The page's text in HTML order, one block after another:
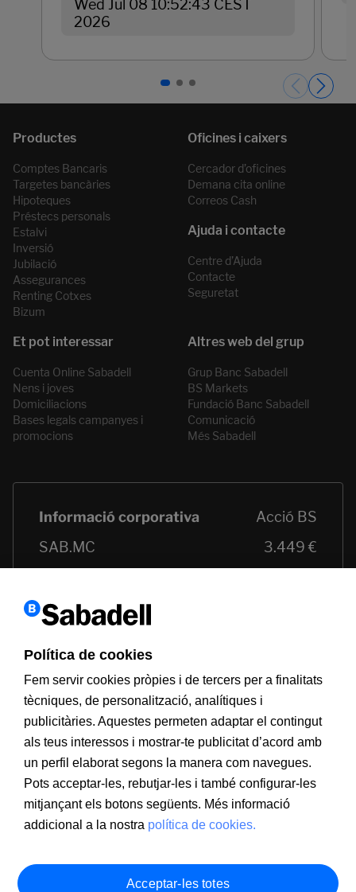
Wed Jul 08 10:52:43 CEST
2026
Comptes Bancaris
Targetes bancàries
Hipoteques
Préstecs personals
Estalvi
Inversió
Jubilació
Assegurances
Renting Cotxes
Bizum
Cercador d’oficines
Demana cita online
Correos Cash
Centre d’Ajuda
Contacte
Seguretat
Cuenta Online Sabadell
Nens i joves
Domiciliacions
Bases legals campanyes i
promocions
Grup Banc Sabadell
BS Markets
Fundació Banc Sabadell
Comunicació
Més Sabadell
Política de cookies
Fem servir cookies pròpies i de tercers per a finalitats
tècniques, de personalització, analítiques i
publicitàries. Aquestes permeten adaptar el contingut
als teus interessos i mostrar-te publicitat d’acord amb
un perfil elaborat segons la manera com navegues.
Pots acceptar-les, rebutjar-les i també configurar-les
mitjançant els botons següents. Més informació
addicional a la nostra política de cookies.
Acceptar-les totes